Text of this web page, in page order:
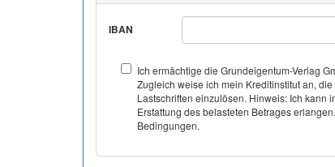
IBAN
Ich ermächtige die Grundeigentum-Verlag
Zugleich weise ich mein Kreditinstitut an,
Lastschriften einzulösen. Hinweis: Ich kann
Erstattung des belasteten Betrages
Bedingungen.